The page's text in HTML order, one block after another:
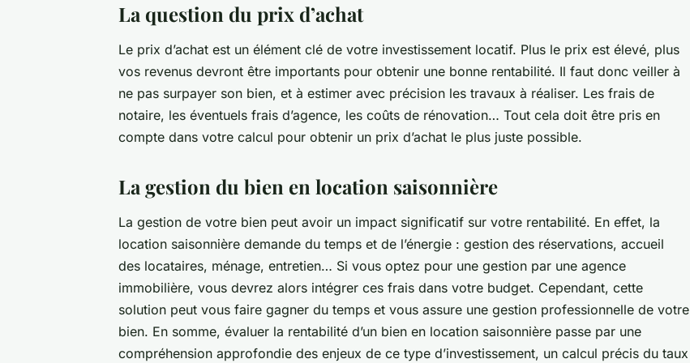
La question du prix d’achat
Le prix d’achat est un élément clé de votre investissement locatif. Plus le prix est élevé, plus
vos revenus devront être importants pour obtenir une bonne rentabilité. Il faut donc veiller à
ne pas surpayer son bien, et à estimer avec précision les travaux à réaliser. Les frais de
notaire, les éventuels frais d’agence, les coûts de rénovation… Tout cela doit être pris en
compte dans votre calcul pour obtenir un prix d’achat le plus juste possible.
La gestion du bien en location saisonnière
La gestion de votre bien peut avoir un impact significatif sur votre rentabilité. En effet, la
location saisonnière demande du temps et de l’énergie : gestion des réservations, accueil
des locataires, ménage, entretien… Si vous optez pour une gestion par une agence
immobilière, vous devrez alors intégrer ces frais dans votre budget. Cependant, cette
solution peut vous faire gagner du temps et vous assure une gestion professionnelle de votre
bien. En somme, évaluer la rentabilité d’un bien en location saisonnière passe par une
compréhension approfondie des enjeux de ce type d’investissement, un calcul précis du taux